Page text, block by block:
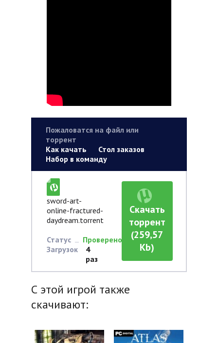
Пожаловатся на файл или
торрент
Как качать
Стол заказов
Набор в команду
sword-art-
online-fractured-
daydream.torrent
Статус
Проверено
Загрузок
4
раз
Скачать
торрент
(259,57
Kb)
С этой игрой также
скачивают: